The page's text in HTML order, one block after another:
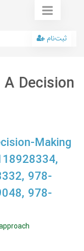
ثبت‌نام
Decision
Making
978-
978-